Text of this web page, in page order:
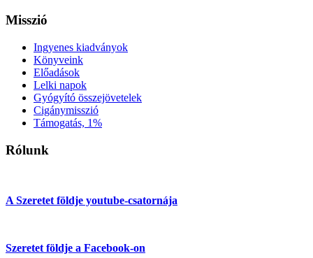
Misszió
Ingyenes kiadványok
Könyveink
Előadások
Lelki napok
Gyógyító összejövetelek
Cigánymisszió
Támogatás, 1%
Rólunk
A Szeretet földje youtube-csatornája
Szeretet földje a Facebook-on